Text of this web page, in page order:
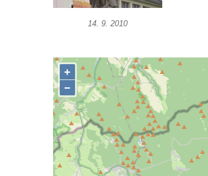
náměstí v Českých Budějovicích
Socha Tornádo v parku na
Sousoší Humanoidi na Lannově třídě v
Českých Budějovicích
Pomník Vojtěcha Adalberta Lanny v
Na Sadech v Českých Budějovicích
Pomník Přemysla Otakara II. v parku
Sadech v Českých Budějovicích
Socha Mateřství v parku Na Sadech v
14. 9. 2010